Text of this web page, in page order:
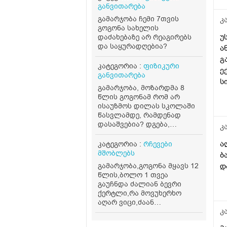
განვითარება
გამარჯობა ჩემი 7თვის
გოგონა სახელის
დაძახებაზე არ რეაგირებს
და საყურადღებია?
კატეგორია : ფიზიკური
განვითარება
გამარჯობა, მოზარდმა 8
წლის გოგონამ რომ არ
ისაუზმოს დილას სკოლაში
წასვლამდე, რამდენად
დასაშვებია? დგება,
იღვიძებს 8 საათზე,
სკოლაში პირველი კვება
აქვს დაახლოებით 12ის
ამდენი ხანი მშიერი ყოფნა?
ან აუცილებელია თუ არა
ადგომისთანავე საუზმობა,
სკოლას იწყებს 9 საათზე.
თან არ შია ხოლმე ამ დროს.
კატეგორია : რჩევები
მშობლებს
გამარჯობა,გოგონა მყავს 12
წლის,ბოლო 1 თვეა
გაუჩნდა ძალიან ბევრი
ქერტლი,რა მოვუხერხო
აღარ ვიცი,ძაან
დიაკომფორტია მისთვის და